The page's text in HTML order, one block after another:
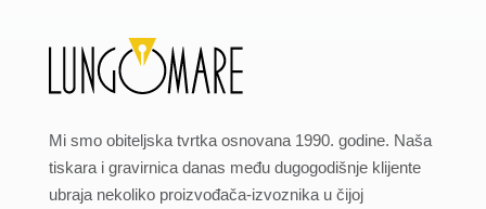
Mi smo obiteljska tvrtka osnovana 1990. godine. Naša
tiskara i gravirnica danas među dugogodišnje klijente
ubraja nekoliko proizvođača-izvoznika u čijoj